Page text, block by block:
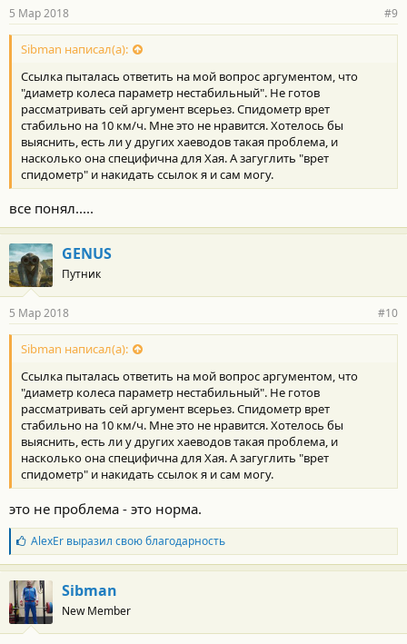
5 Мар 2018 #9
Sibman написал(а):
Ссылка пыталась ответить на мой вопрос аргументом, что
"диаметр колеса параметр нестабильный". Не готов
рассматривать сей аргумент всерьез. Спидометр врет
стабильно на 10 км/ч. Мне это не нравится. Хотелось бы
выяснить, есть ли у других хаеводов такая проблема, и
насколько она специфична для Хая. А загуглить "врет
спидометр" и накидать ссылок я и сам могу.
все понял.....
GENUS
Путник
5 Мар 2018 #10
Sibman написал(а):
Ссылка пыталась ответить на мой вопрос аргументом, что
"диаметр колеса параметр нестабильный". Не готов
рассматривать сей аргумент всерьез. Спидометр врет
стабильно на 10 км/ч. Мне это не нравится. Хотелось бы
выяснить, есть ли у других хаеводов такая проблема, и
насколько она специфична для Хая. А загуглить "врет
спидометр" и накидать ссылок я и сам могу.
это не проблема - это норма.
Б
л
а
г
о
д
а
AlexErвыразил свою благодарность
Sibman
New Member